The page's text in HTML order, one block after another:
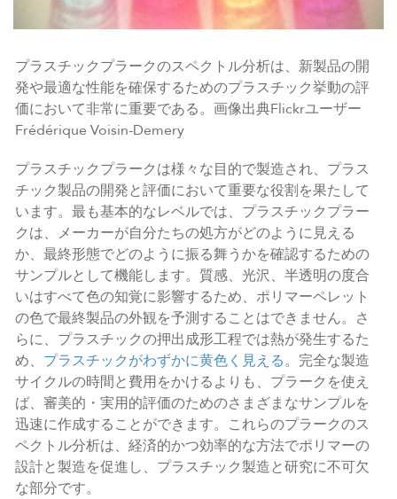
プラスチックプラークのスペクトル分析は、新製品の開
発や最適な性能を確保するためのプラスチック挙動の評
価において非常に重要である。画像出典Flickrユーザー
Frédérique Voisin-Demery
プラスチックプラークは様々な目的で製造され、プラス
チック製品の開発と評価において重要な役割を果たして
います。最も基本的なレベルでは、プラスチックプラー
クは、メーカーが自分たちの処方がどのように見える
か、最終形態でどのように振る舞うかを確認するための
サンプルとして機能します。質感、光沢、半透明の度合
いはすべて色の知覚に影響するため、ポリマーペレット
の色で最終製品の外観を予測することはできません。さ
らに、プラスチックの押出成形工程では熱が発生するた
め、 プラスチックがわずかに黄色く見える。完全な製造
サイクルの時間と費用をかけるよりも、プラークを使え
ば、審美的・実用的評価のためのさまざまなサンプルを
迅速に作成することができます。これらのプラークのス
ペクトル分析は、経済的かつ効率的な方法でポリマーの
設計と製造を促進し、プラスチック製造と研究に不可欠
な部分です。